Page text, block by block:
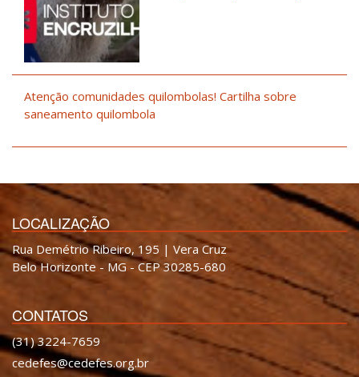
Atenção comunidades quilombolas! Cartilha sobre
saneamento quilombola
LOCALIZAÇÃO
Rua Demétrio Ribeiro, 195 | Vera Cruz
Belo Horizonte - MG - CEP 30285-680
CONTATOS
(31) 3224-7659
cedefes@cedefes.org.br